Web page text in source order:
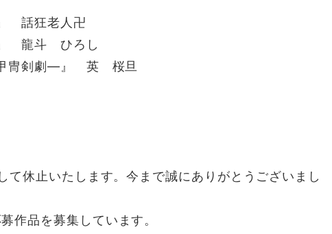
話狂老人卍
』 龍斗 ひろし
甲冑剣劇―』 英 桜旦
て休止いたします。今まで誠にありがとうございまし
作品を募集しています。